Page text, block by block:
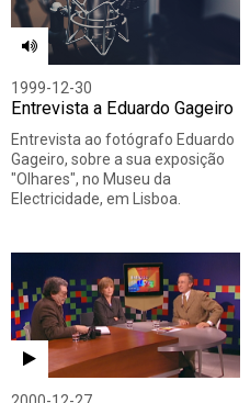
1999-12-30
Entrevista a Eduardo Gageiro
Entrevista ao fotógrafo Eduardo
Gageiro, sobre a sua exposição
"Olhares", no Museu da
Electricidade, em Lisboa.